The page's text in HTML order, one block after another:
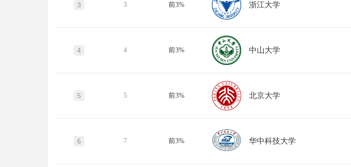
3 3 前3% 浙江大学
4 4 前3% 中山大学
5 5 前3% 北京大学
6 7 前3% 华中科技大学